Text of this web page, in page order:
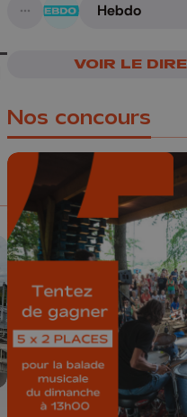
FaceBook
sur LinkedIn
sur Whatsapp
A suivre
Hebdo
VOIR LE
Nos concours
🎁 Gagnez
places
Bucolique
Festival
Concours valable
23h59.